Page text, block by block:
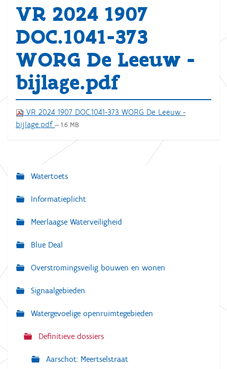
VR 2024 1907
DOC.1041-373
WORG De Leeuw -
bijlage.pdf
VR 2024 1907 DOC.1041-373 WORG De Leeuw -
bijlage.pdf — 1.6 MB
N
a
i
g
t
Watertoets
Informatieplicht
Meerlaagse Waterveiligheid
Blue Deal
Overstromingsveilig bouwen en wonen
Signaalgebieden
Watergevoelige openruimtegebieden
Definitieve dossiers
Aarschot: Meertselstraat